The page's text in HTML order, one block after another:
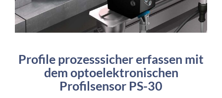
Profile prozesssicher erfassen mit
dem optoelektronischen
Profilsensor PS-30